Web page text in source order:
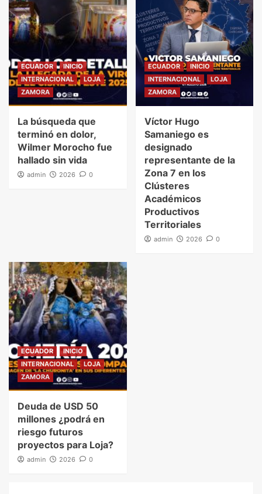
ECUADOR
INICIO
INTERNACIONAL
LOJA
ZAMORA
La búsqueda que
terminó en dolor,
Wilmer Morocho fue
hallado sin vida
admin 2026 0
ECUADOR
INICIO
INTERNACIONAL
LOJA
ZAMORA
Víctor Hugo
Samaniego es
designado
representante de la
Zona 7 en los
Clústeres
Académicos
Productivos
Territoriales
admin 2026 0
ECUADOR
INICIO
INTERNACIONAL
LOJA
ZAMORA
Deuda de USD 50
millones ¿podrá en
riesgo futuros
proyectos para Loja?
admin 2026 0